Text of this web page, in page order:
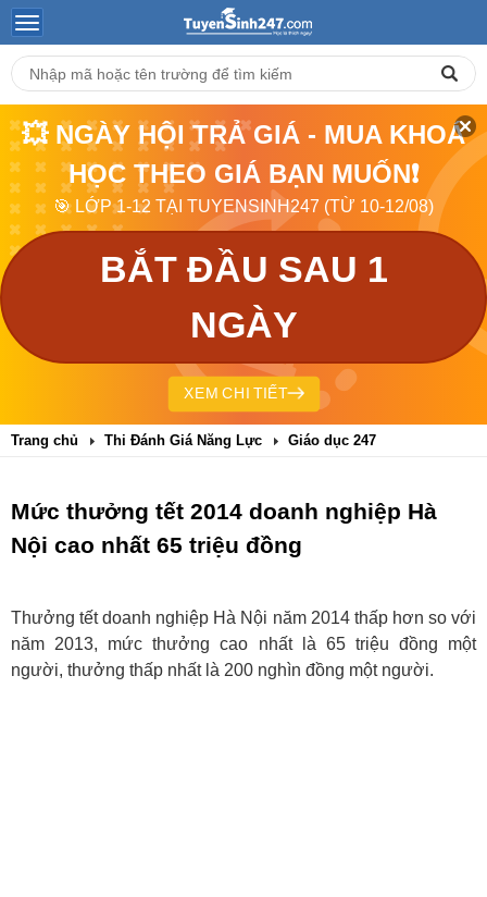
💥 NGÀY HỘI TRẢ GIÁ - MUA KHOÁ
HỌC THEO GIÁ BẠN MUỐN❗
🎯 LỚP 1-12 TẠI TUYENSINH247 (TỪ 10-12/08)
BẮT ĐẦU SAU 1
NGÀY
XEM CHI TIẾT
Trang chủ Thi Đánh Giá Năng Lực Giáo dục 247
Mức thưởng tết 2014 doanh nghiệp Hà
Nội cao nhất 65 triệu đồng
Thưởng tết doanh nghiệp Hà Nội năm 2014 thấp hơn so với
năm 2013, mức thưởng cao nhất là 65 triệu đồng một
người, thưởng thấp nhất là 200 nghìn đồng một người.